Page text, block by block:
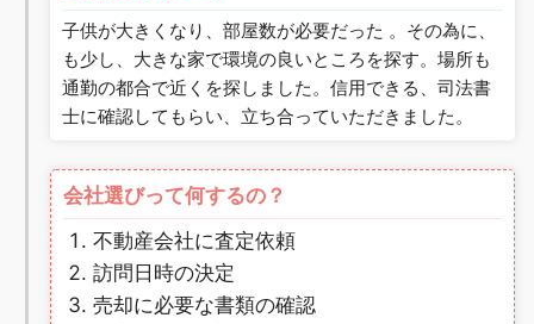
子供が大きくなり、部屋数が必要だった 。その為に、
も少し、大きな家で環境の良いところを探す。場所も
通勤の都合で近くを探しました。信用できる、司法書
士に確認してもらい、立ち合っていただきました。
会社選びって何するの？
不動産会社に査定依頼
訪問日時の決定
売却に必要な書類の確認